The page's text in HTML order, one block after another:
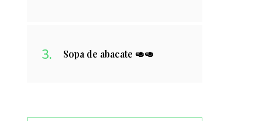
Sopa de abacate 🥑🥑